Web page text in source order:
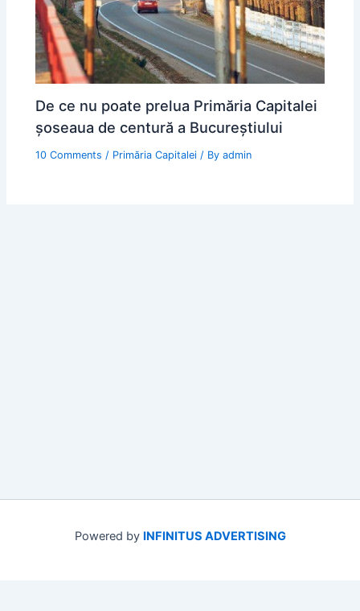
De ce nu poate prelua Primăria Capitalei
șoseaua de centură a Bucureștiului
10 Comments / Primăria Capitalei / Byadmin
Powered by INFINITUS ADVERTISING